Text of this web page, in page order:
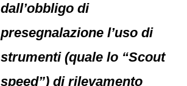
dall’obbligo di
presegnalazione l’uso di
strumenti (quale lo “Scout
speed”) di rilevamento